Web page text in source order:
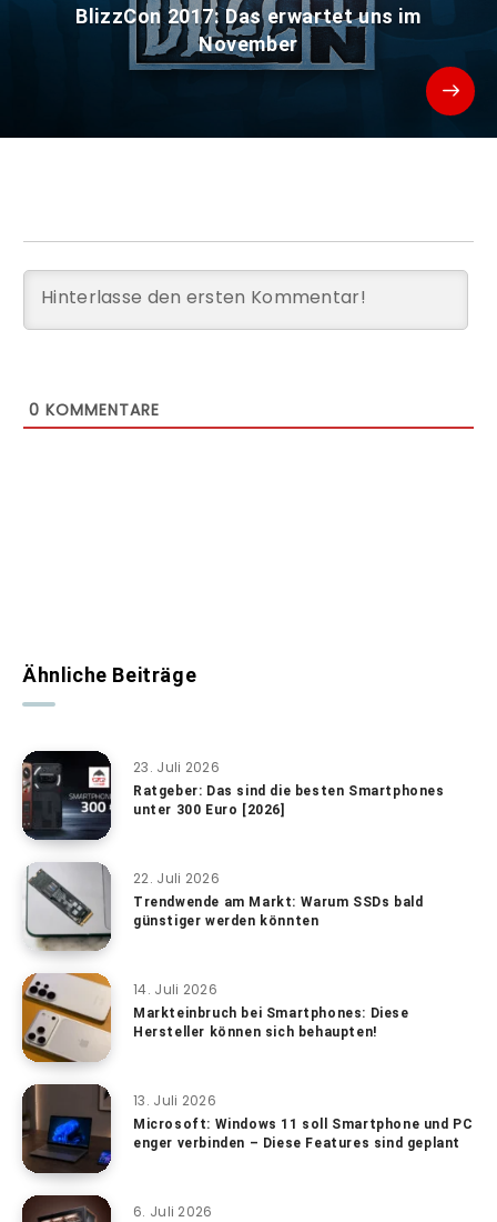
BlizzCon 2017: Das erwartet uns im
November
0 KOMMENTARE
Ähnliche Beiträge
23. Juli 2026
Ratgeber: Das sind die besten Smartphones
unter 300 Euro [2026]
22. Juli 2026
Trendwende am Markt: Warum SSDs bald
günstiger werden könnten
14. Juli 2026
Markteinbruch bei Smartphones: Diese
Hersteller können sich behaupten!
13. Juli 2026
Microsoft: Windows 11 soll Smartphone und PC
enger verbinden – Diese Features sind geplant
6. Juli 2026